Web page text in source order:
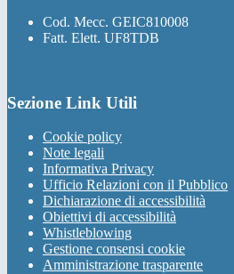
Cod. Mecc. GEIC810008
Fatt. Elett. UF8TDB
Sezione Link Utili
Cookie policy
Note legali
Informativa Privacy
Ufficio Relazioni con il Pubblico
Dichiarazione di accessibilità
Obiettivi di accessibilità
Whistleblowing
Gestione consensi cookie
Amministrazione trasparente